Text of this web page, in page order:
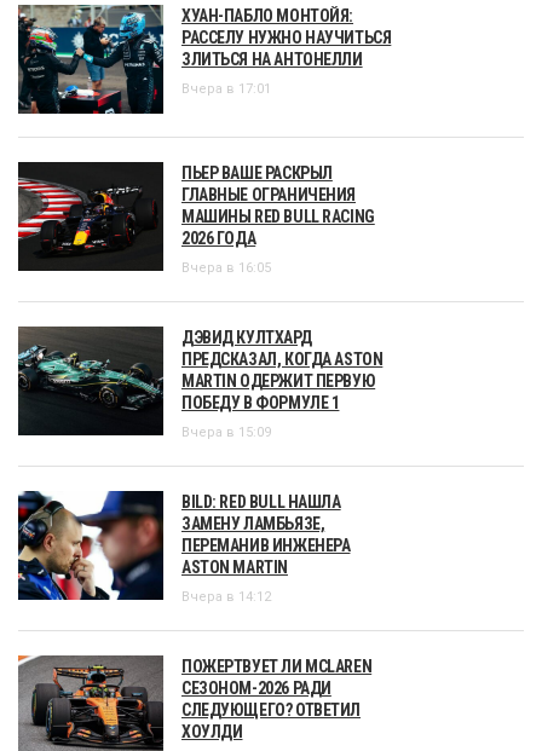
ХУАН-ПАБЛО МОНТОЙЯ:
РАССЕЛУ НУЖНО НАУЧИТЬСЯ
ЗЛИТЬСЯ НА АНТОНЕЛЛИ
Вчера в 17:01
ПЬЕР ВАШЕ РАСКРЫЛ
ГЛАВНЫЕ ОГРАНИЧЕНИЯ
МАШИНЫ RED BULL RACING
2026 ГОДА
Вчера в 16:05
ДЭВИД КУЛТХАРД
ПРЕДСКАЗАЛ, КОГДА ASTON
MARTIN ОДЕРЖИТ ПЕРВУЮ
ПОБЕДУ В ФОРМУЛЕ 1
Вчера в 15:09
BILD: RED BULL НАШЛА
ЗАМЕНУ ЛАМБЬЯЗЕ,
ПЕРЕМАНИВ ИНЖЕНЕРА
ASTON MARTIN
Вчера в 14:12
ПОЖЕРТВУЕТ ЛИ MCLAREN
СЕЗОНОМ-2026 РАДИ
СЛЕДУЮЩЕГО? ОТВЕТИЛ
ХОУЛДИ